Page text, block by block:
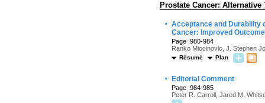
Prostate Cancer: Alternative
· Acceptance and Durability
Cancer: Improved
Page :980-984
Ranko Miocinovic, J. Stephen
Résumé Plan
· Editorial Comment
Page :984-985
Peter R. Carroll, Jared M.